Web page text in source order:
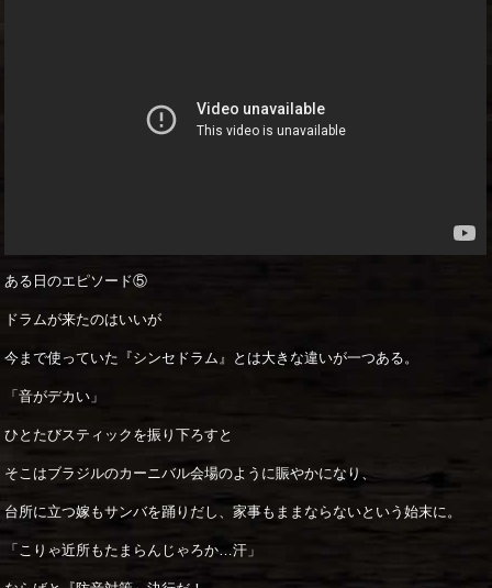
ある日のエピソード⑤
ドラムが来たのはいいが
今まで使っていた『シンセドラム』とは大きな違いが一つある。
「音がデカい」
ひとたびスティックを振り下ろすと
そこはブラジルのカーニバル会場のように賑やかになり、
台所に立つ嫁もサンバを踊りだし、家事もままならないという始末に。
「こりゃ近所もたまらんじゃろか…汗」